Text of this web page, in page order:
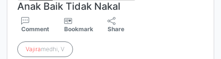
Anak Baik Tidak Nakal
Comment Bookmark Share
Vajiramedhi, V